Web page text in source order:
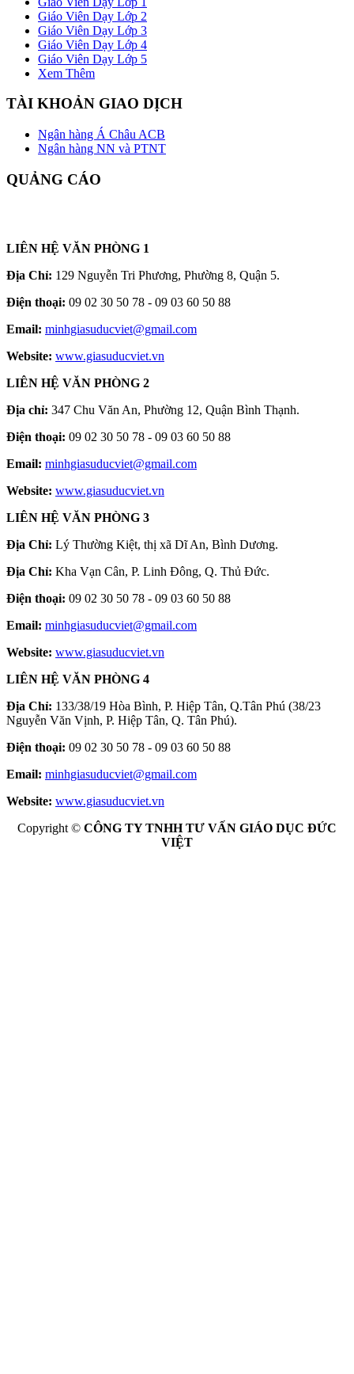
Giáo Viên Dạy Lớp 2
Giáo Viên Dạy Lớp 3
Giáo Viên Dạy Lớp 4
Giáo Viên Dạy Lớp 5
Xem Thêm
TÀI KHOẢN GIAO DỊCH
Ngân hàng Á Châu ACB
Ngân hàng NN và PTNT
QUẢNG CÁO
LIÊN HỆ VĂN PHÒNG 1
Địa Chỉ: 129 Nguyễn Tri Phương, Phường 8, Quận 5.
Điện thoại: 09 02 30 50 78 - 09 03 60 50 88
Email: minhgiasuducviet@gmail.com
Website: www.giasuducviet.vn
LIÊN HỆ VĂN PHÒNG 2
Địa chỉ: 347 Chu Văn An, Phường 12, Quận Bình Thạnh.
Điện thoại: 09 02 30 50 78 - 09 03 60 50 88
Email: minhgiasuducviet@gmail.com
Website: www.giasuducviet.vn
LIÊN HỆ VĂN PHÒNG 3
Địa Chỉ: Lý Thường Kiệt, thị xã Dĩ An, Bình Dương.
Địa Chỉ: Kha Vạn Cân, P. Linh Đông, Q. Thủ Đức.
Điện thoại: 09 02 30 50 78 - 09 03 60 50 88
Email: minhgiasuducviet@gmail.com
Website: www.giasuducviet.vn
LIÊN HỆ VĂN PHÒNG 4
Địa Chỉ: 133/38/19 Hòa Bình, P. Hiệp Tân, Q.Tân Phú (38/23
Nguyễn Văn Vịnh, P. Hiệp Tân, Q. Tân Phú).
Điện thoại: 09 02 30 50 78 - 09 03 60 50 88
Email: minhgiasuducviet@gmail.com
Website: www.giasuducviet.vn
Copyright © CÔNG TY TNHH TƯ VẤN GIÁO DỤC ĐỨC
VIỆT